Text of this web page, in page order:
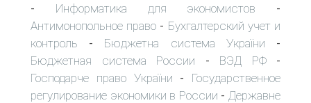
- Информатика для экономистов -
Антимонопольное право - Бухгалтерский учет и
контроль - Бюджетна система України -
Бюджетная система России - ВЭД РФ-
Господарче право України - Государственное
регулирование экономики в России - Державне